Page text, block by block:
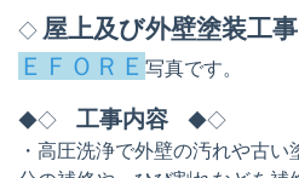
◇ 屋上及び外壁塗装工事
ＥＦＯＲＥ 写真です。
◆◇ 工事内容 ◆◇
・高圧洗浄で外壁の汚れや古